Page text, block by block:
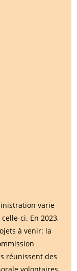
varie
ci. En 2023,
à venir: la
réunissent des